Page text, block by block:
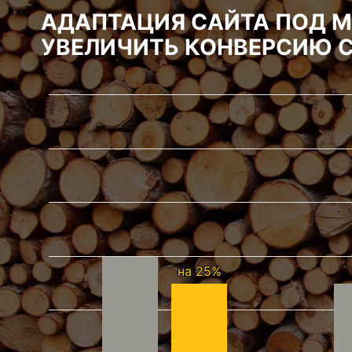
АДАПТАЦИЯ САЙТА ПОД
УВЕЛИЧИТЬ КОНВЕРСИЮ
на 25%
на 25%